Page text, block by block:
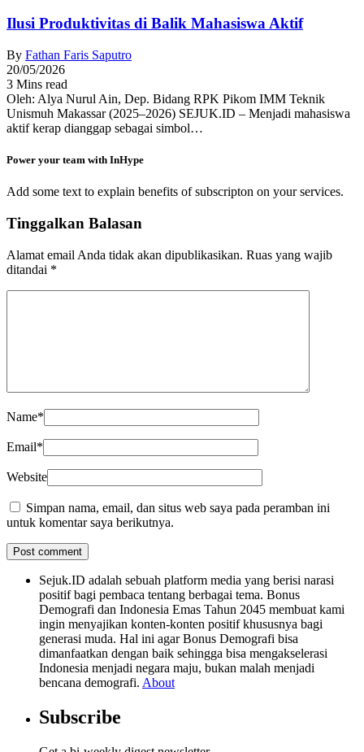
Ilusi Produktivitas di Balik Mahasiswa Aktif
By Fathan Faris Saputro
20/05/2026
3 Mins read
Oleh: Alya Nurul Ain, Dep. Bidang RPK Pikom IMM Teknik
Unismuh Makassar (2025–2026) SEJUK.ID – Menjadi mahasiswa
aktif kerap dianggap sebagai simbol…
Power your team with InHype
Add some text to explain benefits of subscripton on your services.
Tinggalkan Balasan
Alamat email Anda tidak akan dipublikasikan. Ruas yang wajib
ditandai *
Name*
Email*
Website
Simpan nama, email, dan situs web saya pada peramban ini
untuk komentar saya berikutnya.
Sejuk.ID adalah sebuah platform media yang berisi narasi
positif bagi pembaca tentang berbagai tema. Bonus
Demografi dan Indonesia Emas Tahun 2045 membuat kami
ingin menyajikan konten-konten positif khususnya bagi
generasi muda. Hal ini agar Bonus Demografi bisa
dimanfaatkan dengan baik sehingga bisa mengakselerasi
Indonesia menjadi negara maju, bukan malah menjadi
bencana demografi. About
Subscribe